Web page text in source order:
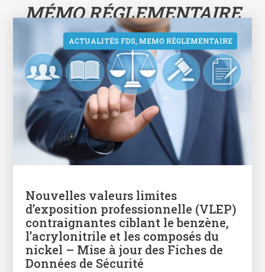
MÉMO RÉGLEMENTAIRE
ACTUALITÉS FDS MEMO RÉGLEMENTAIRE
Nouvelles valeurs limites
d’exposition professionnelle (VLEP)
contraignantes ciblant le benzène,
l’acrylonitrile et les composés du
nickel – Mise à jour des Fiches de
Données de Sécurité